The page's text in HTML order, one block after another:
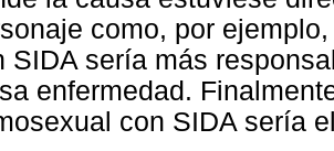
como, por
SIDA sería más
enfermedad.
con SIDA sería